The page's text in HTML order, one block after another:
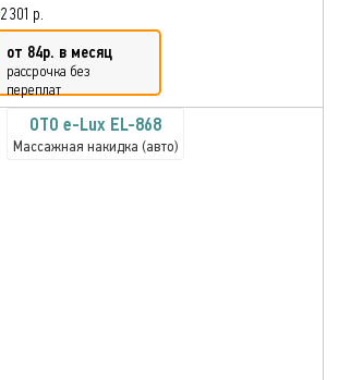
2 301 р.
от 84р. в месяц
рассрочка без
переплат
OTO e-Lux EL-868
Массажная накидка (авто)